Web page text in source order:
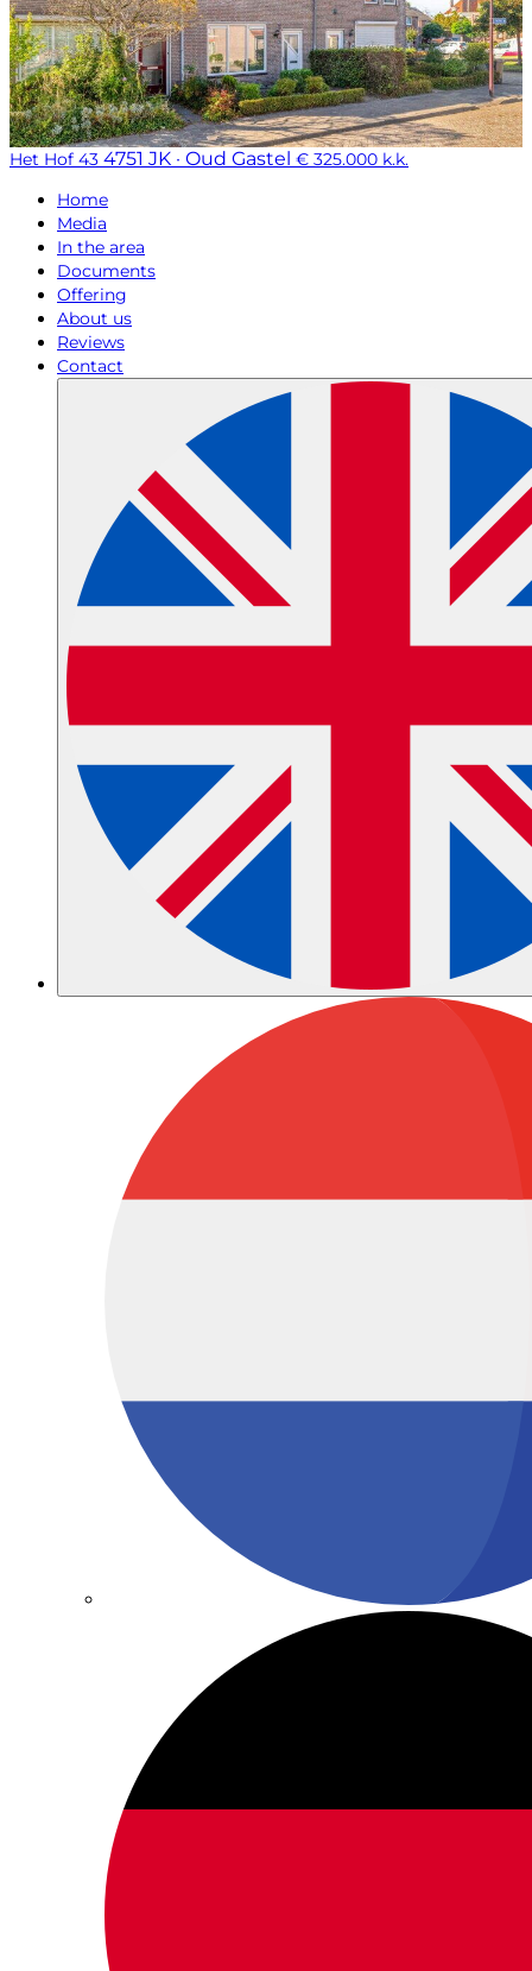
Het Hof 43 4751 JK · Oud Gastel € 325.000 k.k.
Home
Media
In the area
Documents
Offering
About us
Reviews
Contact